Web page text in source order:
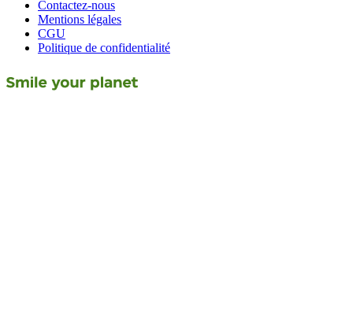
Contactez-nous
Mentions légales
CGU
Politique de confidentialité